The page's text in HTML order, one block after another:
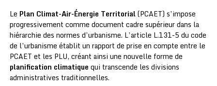
Le Plan Climat-Air-Énergie Territorial(PCAET) s’impose
progressivement comme document cadre supérieur dans la
hiérarchie des normes d’urbanisme. L’article L.131-5 du code
de l’urbanisme établit un rapport de prise en compte entre le
PCAET et les PLU, créant ainsi une nouvelle forme de
planification climatique qui transcende les divisions
administratives traditionnelles.